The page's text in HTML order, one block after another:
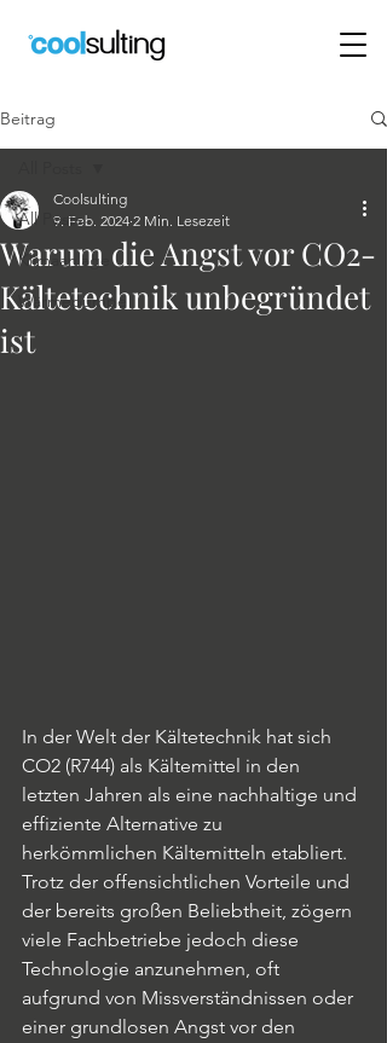
Beitrag
All Posts
Klimaanlage
Wärmepumpe
Warum die Angst vor CO2-
Kältetechnik unbegründet
ist
Coolsulting
9. Feb. 2024 2 Min. Lesezeit
In der Welt der Kältetechnik hat sich
CO2 (R744) als Kältemittel in den
letzten Jahren als eine nachhaltige und
effiziente Alternative zu
herkömmlichen Kältemitteln etabliert.
Trotz der offensichtlichen Vorteile und
der bereits großen Beliebtheit, zögern
viele Fachbetriebe jedoch diese
Technologie anzunehmen, oft
aufgrund von Missverständnissen oder
einer grundlosen Angst vor den